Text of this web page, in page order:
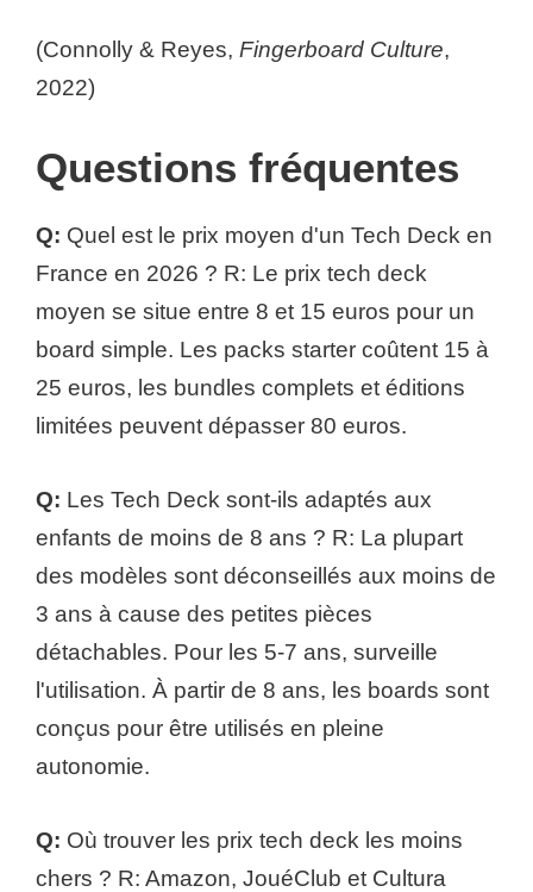
(Connolly & Reyes, Fingerboard Culture,
2022)
Questions fréquentes
Q: Quel est le prix moyen d'un Tech Deck en
France en 2026 ? R: Le prix tech deck
moyen se situe entre 8 et 15 euros pour un
board simple. Les packs starter coûtent 15 à
25 euros, les bundles complets et éditions
limitées peuvent dépasser 80 euros.
Q: Les Tech Deck sont-ils adaptés aux
enfants de moins de 8 ans ? R: La plupart
des modèles sont déconseillés aux moins de
3 ans à cause des petites pièces
détachables. Pour les 5-7 ans, surveille
l'utilisation. À partir de 8 ans, les boards sont
conçus pour être utilisés en pleine
autonomie.
Q: Où trouver les prix tech deck les moins
chers ? R: Amazon, JouéClub et Cultura